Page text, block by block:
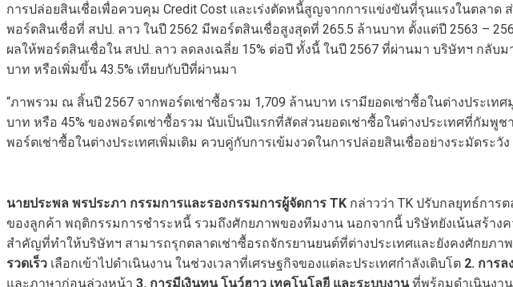
การปล่อยสินเชื่อเพื่อควบคุม Credit Cost และเร่งตัดหนี้สูญจากการแข่งขันที่รุนแรงในตลา
พอร์ตสินเชื่อที่ สปป. ลาว ในปี 2562 มีพอร์ตสินเชื่อสูงสุดที่ 265.5 ล้านบาท ตั้งแต่ปี 2563 –
ผลให้พอร์ตสินเชื่อใน สปป. ลาว ลดลงเฉลี่ย 15% ต่อปี ทั้งนี้ ในปี 2567 ที่ผ่านมา บริษัทฯ กลั
บาท หรือเพิ่มขึ้น 43.5% เทียบกับปีที่ผ่านมา
“ภาพรวม ณ สิ้นปี 2567 จากพอร์ตเช่าซื้อรวม 1,709 ล้านบาท เรามียอดเช่าซื้อในต่างประ
บาท หรือ 45% ของพอร์ตเช่าซื้อรวม นับเป็นปีแรกที่สัดส่วนยอดเช่าซื้อในต่างประเทศที่กัมพู
พอร์ตเช่าซื้อในต่างประเทศเพิ่มเติม ควบคู่กับการเข้มงวดในการปล่อยสินเชื่ออย่างระมัดระ
นายประพล พรประภา กรรมการและรองกรรมการผู้จัดการ TK กล่าวว่า TK ปรับกลยุทธ์การ
ของลูกค้า พฤติกรรมการชำระหนี้ รวมถึงศักยภาพของทีมงาน นอกจากนี้ บริษัทยังเน้นสร้า
สำคัญที่ทำให้บริษัทฯ สามารถรุกตลาดเช่าซื้อรถจักรยานยนต์ที่ต่างประเทศและยังคงศักยภ
รวดเร็ว เลือกเข้าไปดำเนินงาน ในช่วงเวลาที่เศรษฐกิจของแต่ละประเทศกำลังเติบโต 2. การ
และภาษาก่อนล่วงหน้า 3. การมีเงินทุน โนว์ฮาว เทคโนโลยี และระบบงานที่พร้อมดำเนินงา